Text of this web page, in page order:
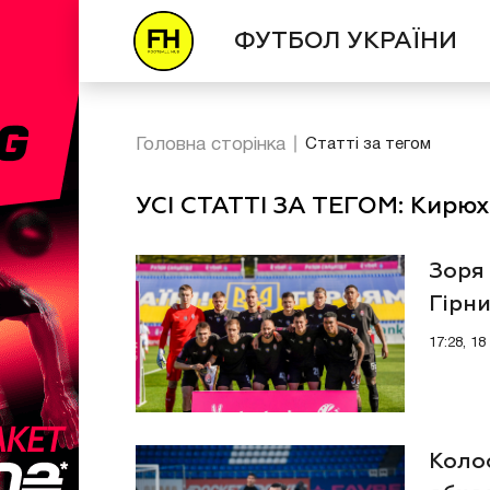
ФУТБОЛ УКРАЇНИ
Головна сторінка Статті за тегом
УСІ СТАТТІ ЗА ТЕГОМ:
Зоря
17:28,